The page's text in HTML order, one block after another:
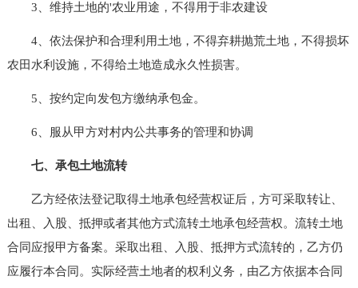
3、维持土地的'农业用途，不得用于非农建设
4、依法保护和合理利用土地，不得弃耕抛荒土地，不得损坏
农田水利设施，不得给土地造成永久性损害。
5、按约定向发包方缴纳承包金。
6、服从甲方对村内公共事务的管理和协调
七、承包土地流转
乙方经依法登记取得土地承包经营权证后，方可采取转让、
出租、入股、抵押或者其他方式流转土地承包经营权。流转土地
合同应报甲方备案。采取出租、入股、抵押方式流转的，乙方仍
应履行本合同。实际经营土地者的权利义务，由乙方依据本合同